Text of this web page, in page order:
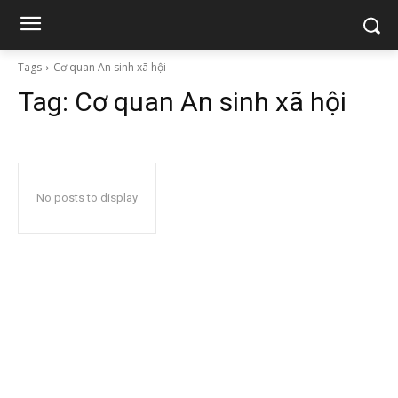
Tags Cơ quan An sinh xã hội
Tag: Cơ quan An sinh xã hội
No posts to display